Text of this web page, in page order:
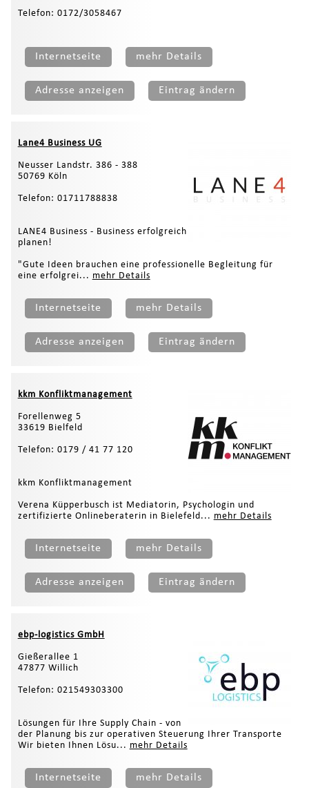
Telefon: 0172/3058467
Internetseite mehr Details
Adresse anzeigen Eintrag ändern
Lane4 Business UG
Neusser Landstr. 386 - 388
50769 Köln
Telefon: 01711788838
LANE4 Business - Business erfolgreich
planen!
"Gute Ideen brauchen eine professionelle Begleitung für
eine erfolgrei... mehr Details
Internetseite mehr Details
Adresse anzeigen Eintrag ändern
kkm Konfliktmanagement
Forellenweg 5
33619 Bielfeld
Telefon: 0179 / 41 77 120
kkm Konfliktmanagement
Verena Küpperbusch ist Mediatorin, Psychologin und
zertifizierte Onlineberaterin in Bielefeld... mehr Details
Internetseite mehr Details
Adresse anzeigen Eintrag ändern
ebp-logistics GmbH
Gießerallee 1
47877 Willich
Telefon: 021549303300
Lösungen für Ihre Supply Chain - von
der Planung bis zur operativen Steuerung Ihrer Transporte
Wir bieten Ihnen Lösu... mehr Details
Internetseite mehr Details